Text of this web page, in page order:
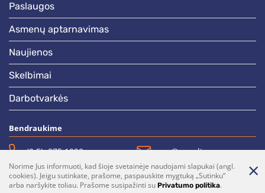
paslaugos
asmenų aptarnavimas
naujienos
skelbimai
darbotvarkės
Bendraukime
(0 5)  275 1990 vrsa@vrsa.lt
Facebook Youtube
Norime Jus informuoti, kad šioje svetainėje naudojami slapukai (angl.
cookies). Jeigu sutinkate, prašome, paspauskite mygtuką „Sutinku“
arba naršykite toliau. Prašome susipažinti su Privatumo politika.